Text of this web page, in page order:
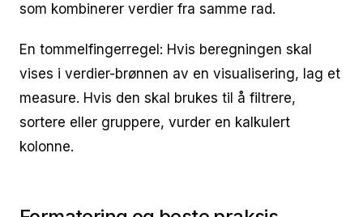
som kombinerer verdier fra samme rad.
En tommelfingerregel: Hvis beregningen skal
vises i verdier-brønnen av en visualisering, lag et
measure. Hvis den skal brukes til å filtrere,
sortere eller gruppere, vurder en kalkulert
kolonne.